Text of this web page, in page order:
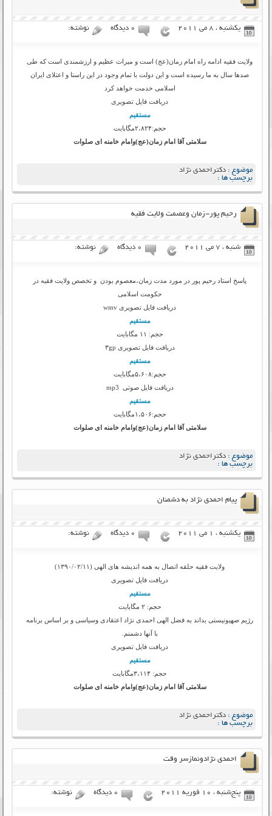
یکشنبه ، 8 می 2011 ۰ دیدگاه نوشته:
ولایت فقیه ادامه راه امام زمان(عج) است و میراث عظیم و ارزشمندی است که طی
صدها سال به ما رسیده است و این دولت با تمام وجود در این راستا و اعتلای ایران
اسلامی خدمت خواهد کرد
دریافت فایل تصویری
مستقیم
حجم:۲،۸۲۴مگابایت
سلامتی آقا امام زمان(عج)وامام خامنه ای صلوات
موضوع :دکتراحمدی نژاد
برچسب ها :
رحیم پور-زمان وعصمت ولایت فقیه
شنبه ، 7 می 2011 ۰ دیدگاه نوشته:
پاسخ استاد رحیم پور در مورد مدت زمان،معصوم بودن و تخصص ولایت فقیه در
حکومت اسلامی
دریافت فایل تصویری wmv
مستقیم
حجم: ۱۱ مگابایت
دریافت فایل تصویری ۳gp
مستقیم
حجم:۵،۶۰۸مگابایت
دریافت فایل صوتی mp3
مستقیم
حجم:۱،۵۰۶مگابایت
سلامتی آقا امام زمان(عج)وامام خامنه ای صلوات
موضوع :دکتراحمدی نژاد
برچسب ها :
پیام احمدی نژاد به دشمنان
یکشنبه ، 1 می 2011 ۰ دیدگاه نوشته:
ولایت فقیه حلقه اتصال به همه اندیشه های الهی (۱۳۹۰/۰۲/۱۱)
دریافت فایل تصویری
مستقیم
حجم: ۲ مگابایت
رژیم صهیونیستی بداند به فضل الهی احمدی نژاد اعتقادی وسیاسی و بر اساس برنامه
با آنها دشمنم.
دریافت فایل تصویری
مستقیم
حجم: ۳،۱۱۴مگابایت
سلامتی آقا امام زمان(عج)وامام خامنه ای صلوات
موضوع :دکتراحمدی نژاد
برچسب ها :
احمدی نژادونمازسر وقت
پنج‌شنبه ، 10 فوریه 2011 ۰ دیدگاه نوشته: